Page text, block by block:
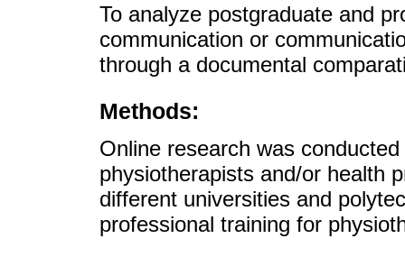
To analyze postgraduate and
communication or
through a documental
Methods:
Online research was
physiotherapists and/or health
different universities and
professional training for